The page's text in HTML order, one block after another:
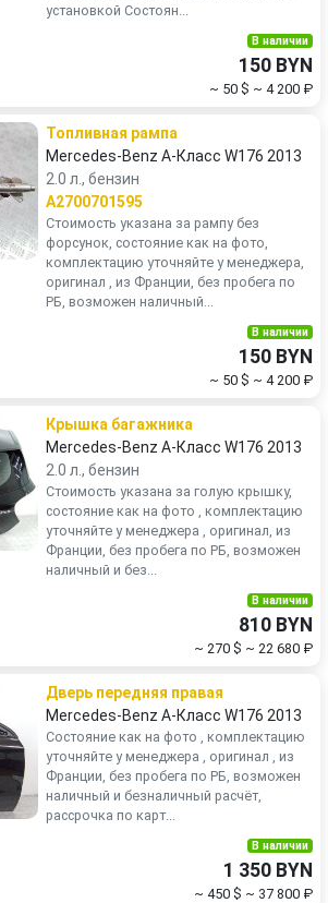
установкой Состоян...
В наличии
150 BYN
~ 50 $ ~ 4 200 ₽
Топливная рампа
Mercedes-Benz A-Класс W176 2013
2.0 л., бензин
A2700701595
Стоимость указана за рампу без
форсунок, состояние как на фото,
комплектацию уточняйте у менеджера,
оригинал , из Франции, без пробега по
РБ, возможен наличный...
В наличии
150 BYN
~ 50 $ ~ 4 200 ₽
Крышка багажника
Mercedes-Benz A-Класс W176 2013
2.0 л., бензин
Стоимость указана за голую крышку,
состояние как на фото , комплектацию
уточняйте у менеджера , оригинал, из
Франции, без пробега по РБ, возможен
наличный и без...
В наличии
810 BYN
~ 270 $ ~ 22 680 ₽
Дверь передняя правая
Mercedes-Benz A-Класс W176 2013
Состояние как на фото , комплектацию
уточняйте у менеджера , оригинал , из
Франции, без пробега по РБ, возможен
наличный и безналичный расчёт,
рассрочка по карт...
В наличии
1 350 BYN
~ 450 $ ~ 37 800 ₽